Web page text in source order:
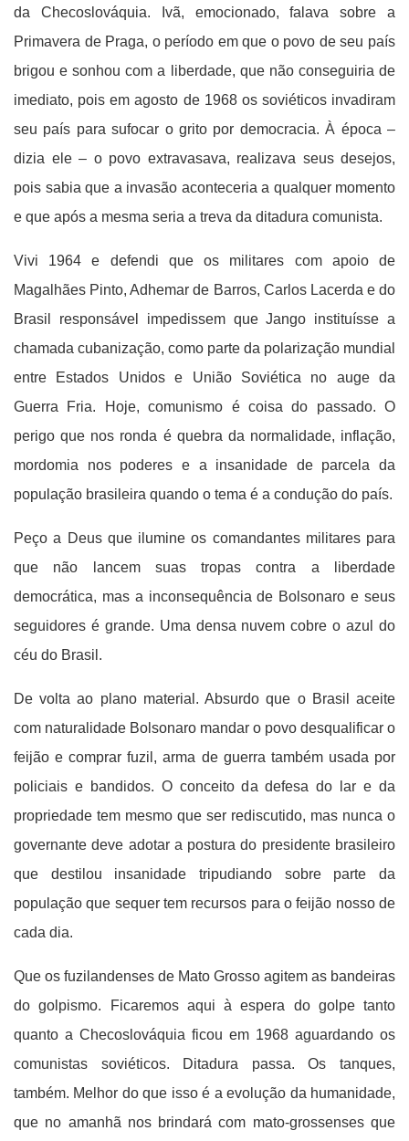
da Checoslováquia. Ivã, emocionado, falava sobre a
Primavera de Praga, o período em que o povo de seu país
brigou e sonhou com a liberdade, que não conseguiria de
imediato, pois em agosto de 1968 os soviéticos invadiram
seu país para sufocar o grito por democracia. À época –
dizia ele – o povo extravasava, realizava seus desejos,
pois sabia que a invasão aconteceria a qualquer momento
e que após a mesma seria a treva da ditadura comunista.
Vivi 1964 e defendi que os militares com apoio de
Magalhães Pinto, Adhemar de Barros, Carlos Lacerda e do
Brasil responsável impedissem que Jango instituísse a
chamada cubanização, como parte da polarização mundial
entre Estados Unidos e União Soviética no auge da
Guerra Fria. Hoje, comunismo é coisa do passado. O
perigo que nos ronda é quebra da normalidade, inflação,
mordomia nos poderes e a insanidade de parcela da
população brasileira quando o tema é a condução do país.
Peço a Deus que ilumine os comandantes militares para
que não lancem suas tropas contra a liberdade
democrática, mas a inconsequência de Bolsonaro e seus
seguidores é grande. Uma densa nuvem cobre o azul do
céu do Brasil.
De volta ao plano material. Absurdo que o Brasil aceite
com naturalidade Bolsonaro mandar o povo desqualificar o
feijão e comprar fuzil, arma de guerra também usada por
policiais e bandidos. O conceito da defesa do lar e da
propriedade tem mesmo que ser rediscutido, mas nunca o
governante deve adotar a postura do presidente brasileiro
que destilou insanidade tripudiando sobre parte da
população que sequer tem recursos para o feijão nosso de
cada dia.
Que os fuzilandenses de Mato Grosso agitem as bandeiras
do golpismo. Ficaremos aqui à espera do golpe tanto
quanto a Checoslováquia ficou em 1968 aguardando os
comunistas soviéticos. Ditadura passa. Os tanques,
também. Melhor do que isso é a evolução da humanidade,
que no amanhã nos brindará com mato-grossenses que